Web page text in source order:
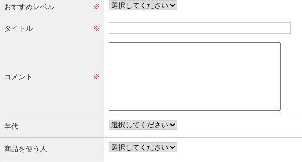
おすすめレベル ※
タイトル ※
コメント ※
年代
商品を使う人